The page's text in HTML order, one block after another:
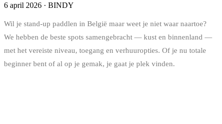
6 april 2026 · BINDY
Wil je stand-up paddlen in België maar weet je niet waar naartoe?
We hebben de beste spots samengebracht — kust en binnenland —
met het vereiste niveau, toegang en verhuuropties. Of je nu totale
beginner bent of al op je gemak, je gaat je plek vinden.